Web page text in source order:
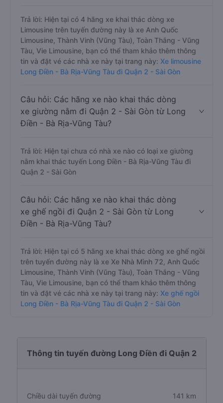
Trả lời: Hiện tại có 4 hãng xe khai thác dòng xe
Limousine trên tuyến đường này là xe Anh Quốc
Limousine, Thành Vinh (Vũng Tàu), Toàn Thắng - Vũng
Tàu, Vie Limousine, bạn có thể tham khảo thêm thông
tin và đặt vé các nhà xe này tại trang này: Xe limousine
Long Điền - Bà Rịa-Vũng Tàu đi Quận 2 - Sài Gòn
Câu hỏi: Các hãng xe nào khai thác dòng
xe giường nằm đi Quận 2 - Sài Gòn từ Long
Điền - Bà Rịa-Vũng Tàu?
Trả lời: Hiện tại chưa có nhà xe nào có loại xe giường
nằm khai thác tuyến Long Điền - Bà Rịa-Vũng Tàu đi
Quận 2 - Sài Gòn
Câu hỏi: Các hãng xe nào khai thác dòng
xe ghế ngồi đi Quận 2 - Sài Gòn từ Long
Điền - Bà Rịa-Vũng Tàu?
Trả lời: Hiện tại có 5 hãng xe khai thác dòng xe ghế ngồi
trên tuyến đường này là xe Xe Nhà Mình 72, Anh Quốc
Limousine, Thành Vinh (Vũng Tàu), Toàn Thắng - Vũng
Tàu, Vie Limousine, bạn có thể tham khảo thêm thông
tin và đặt vé các nhà xe này tại trang này: Xe ghế ngồi
Long Điền - Bà Rịa-Vũng Tàu đi Quận 2 - Sài Gòn
Thông tin tuyến đường Long Điền đi Quận 2
Chiều dài tuyến đường 141 km